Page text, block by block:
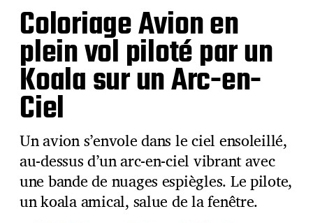
Coloriage Avion en
plein vol piloté par un
Koala sur un Arc-en-
Ciel
Un avion s’envole dans le ciel ensoleillé,
au-dessus d’un arc-en-ciel vibrant avec
une bande de nuages espiègles. Le pilote,
un koala amical, salue de la fenêtre.